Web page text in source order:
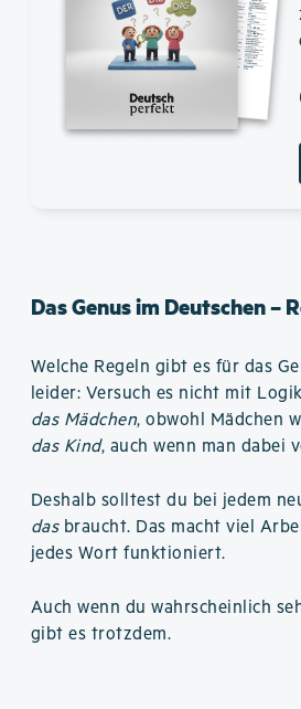
Das Genus im Deutschen –
Welche Regeln gibt es für das
leider: Versuch es nicht mit
das Mädchen, obwohl Mädchen
das Kind, auch wenn man dabei
Deshalb solltest du bei jedem
dasbraucht. Das macht viel
jedes Wort funktioniert.
Auch wenn du wahrscheinlich
gibt es trotzdem.